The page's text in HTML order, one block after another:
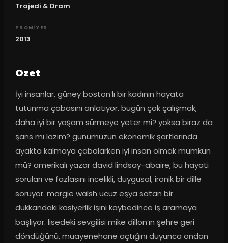
Trajedi & Dram
PROMIYER
2013
Ozet
İyi insanlar, güney boston’lı bir kadının hayata
tutunma çabasını anlatıyor. bugün çok çalışmak,
daha iyi bir yaşam sürmeye yeter mi? yoksa biraz da
şans mı lazım? günümüzün ekonomik şartlarında
ayakta kalmaya çabalarken iyi insan olmak mümkün
mü? amerikalı yazar david lindsay-abaire, bu hayati
soruları ve fazlasını incelikli, duygusal, ironik bir dille
soruyor. margie walsh ucuz eşya satan bir
dükkandaki kasiyerlik işini kaybedince iş aramaya
başlıyor. lisedeki sevgilisi mike dillon’ın şehre geri
döndüğünü, muayenehane açtığını duyunca ondan